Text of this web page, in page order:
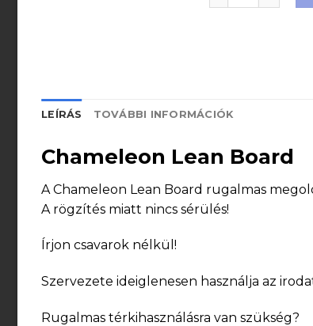
LEÍRÁS TOVÁBBI INFORMÁCIÓK
Chameleon Lean Board
A Chameleon Lean Board rugalmas
A rögzítés miatt nincs sérülés!
Írjon csavarok nélkül!
Szervezete ideiglenesen használja az
Rugalmas térkihasználásra van szükség?